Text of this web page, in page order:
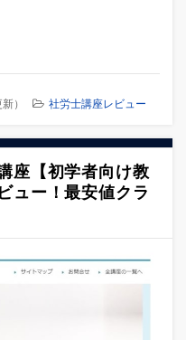
新） 社労士講座レビュー
座【初学者向け教
ュー！最安値クラ